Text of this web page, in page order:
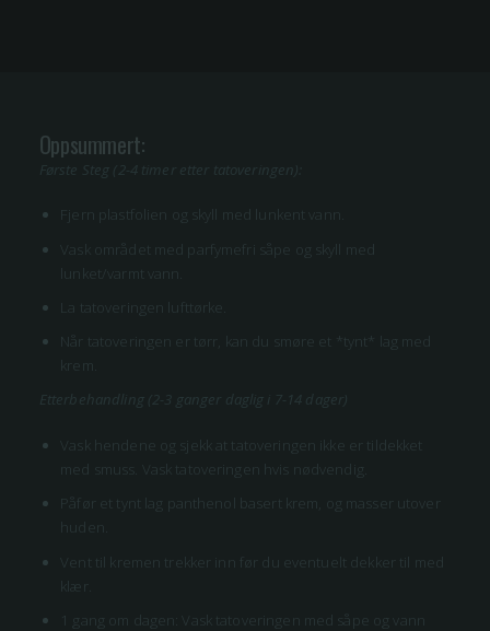
Oppsummert:
Første Steg (2-4 timer etter tatoveringen):
Fjern plastfolien og skyll med lunkent vann.
Vask området med parfymefri såpe og skyll med
lunket/varmt vann.
La tatoveringen lufttørke.
Når tatoveringen er tørr, kan du smøre et *tynt* lag med
krem.
Etterbehandling (2-3 ganger daglig i 7-14 dager)
Vask hendene og sjekk at tatoveringen ikke er tildekket
med smuss. Vask tatoveringen hvis nødvendig.
Påfør et tynt lag panthenol basert krem, og masser utover
huden.
Vent til kremen trekker inn før du eventuelt dekker til med
klær.
1 gang om dagen: Vask tatoveringen med såpe og vann